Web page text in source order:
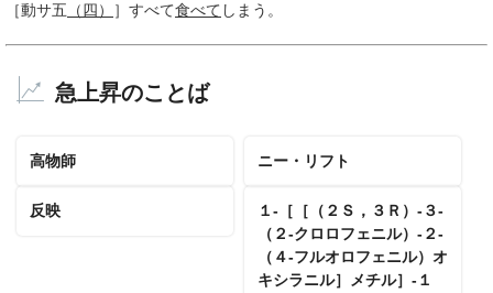
［動サ五 （四） ］ すべて食べて しまう。
急上昇のことば
高物師 ニー・リフト
反映
１‐［［（２Ｓ，３Ｒ）‐３‐
（２‐クロロフェニル）‐２‐
（４‐フルオロフェニル）オ
キシラニル］メチル］‐１